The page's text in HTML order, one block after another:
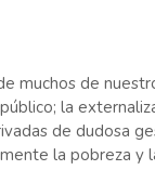
muchos de
la
de dudosa
la pobreza y